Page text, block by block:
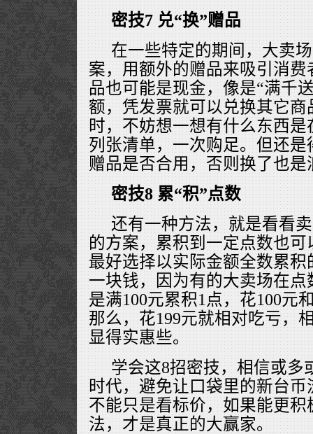
密技7 兑“换”赠品
在一些特定的期间，大卖
案，用额外的赠品来吸引消
品也可能是现金，像是“满千
额，凭发票就可以兑换其它
时，不妨想一想有什么东西
列张清单，一次购足。但还
赠品是否合用，否则换了也是
密技8 累“积”点数
还有一种方法，就是看看
的方案，累积到一定点数也
最好选择以实际金额全数累
一块钱，因为有的大卖场在
是满100元累积1点，花100元
那么，花199元就相对吃亏，
显得实惠些。
学会这8招密技，相信或多
时代，避免让口袋里的新台
不能只是看标价，如果能更
法，才是真正的大赢家。